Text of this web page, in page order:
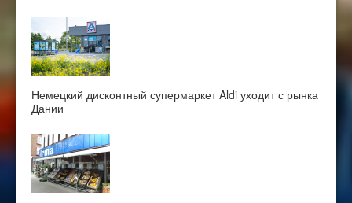
Немецкий дисконтный супермаркет Aldi уходит с рынка
Дании